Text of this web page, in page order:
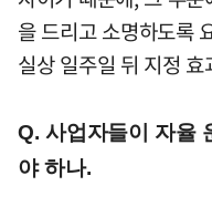
을 드리고 소명하도록
실상 일주일 뒤 지정
Q. 사업자들이 자율
야 하나.